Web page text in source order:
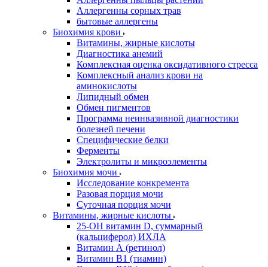
Аллергенны сорных трав
бытовые аллергены
Биохимия крови
Витамины, жирные кислоты
Диагностика анемий
Комплексная оценка оксидативного стресса
Комплексный анализ крови на
аминокислоты
Липидный обмен
Обмен пигментов
Программа неинвазивной диагностики
болезней печени
Специфические белки
Ферменты
Электролиты и микроэлементы
Биохимия мочи
Исследование конкремента
Разовая порция мочи
Суточная порция мочи
Витамины, жирные кислоты
25-OH витамин D, суммарный
(кальциферол) ИХЛА
Витамин А (ретинол)
Витамин В1 (тиамин)